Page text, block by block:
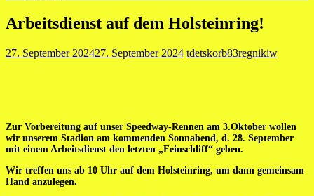
Arbeitsdienst auf dem Holsteinring!
27. September 202427. September 2024 tdetskorb83regnikiw
Zur Vorbereitung auf unser Speedway-Rennen am 3.Oktober wollen
wir unserem Stadion am kommenden Sonnabend, d. 28. September
mit einem Arbeitsdienst den letzten „Feinschliff“ geben.
Wir treffen uns ab 10 Uhr auf dem Holsteinring, um dann gemeinsam
Hand anzulegen.